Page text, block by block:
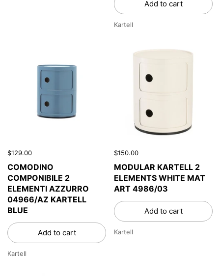
Add to cart
Kartell
$129.00
COMODINO
COMPONIBILE 2
ELEMENTI AZZURRO
04966/AZ KARTELL
BLUE
Add to cart
Kartell
$150.00
MODULAR KARTELL 2
ELEMENTS WHITE MAT
ART 4986/03
Add to cart
Kartell